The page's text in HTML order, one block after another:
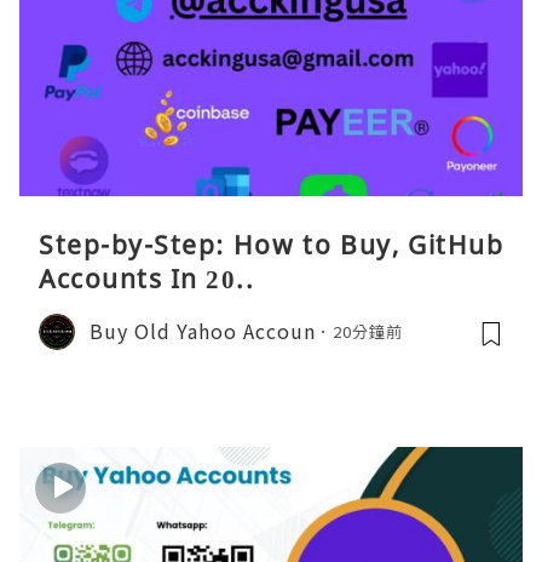
Step-by-Step: How to Buy, GitHub
Accounts In 20..
Buy Old Yahoo Accoun 20分鐘前